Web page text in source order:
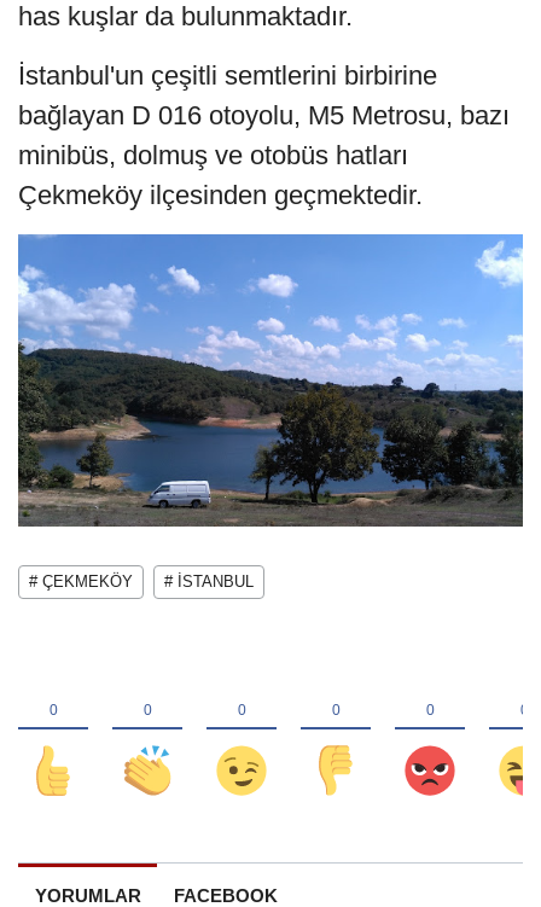
has kuşlar da bulunmaktadır.
İstanbul'un çeşitli semtlerini birbirine
bağlayan D 016 otoyolu, M5 Metrosu, bazı
minibüs, dolmuş ve otobüs hatları
Çekmeköy ilçesinden geçmektedir.
# ÇEKMEKÖY # İSTANBUL
YORUMLAR FACEBOOK